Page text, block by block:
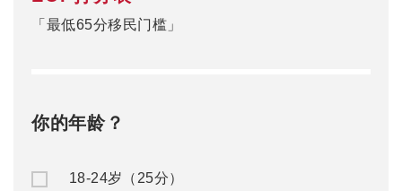
「最低65分移民门槛」
你的年龄？
18-24岁（25分）